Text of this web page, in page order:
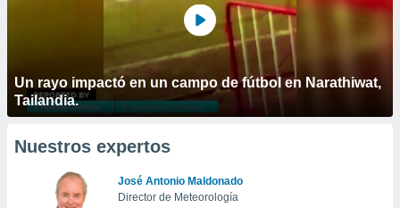
Un rayo impactó en un campo de fútbol en Narathiwat,
Tailandia.
Nuestros expertos
José Antonio Maldonado
Director de Meteorología